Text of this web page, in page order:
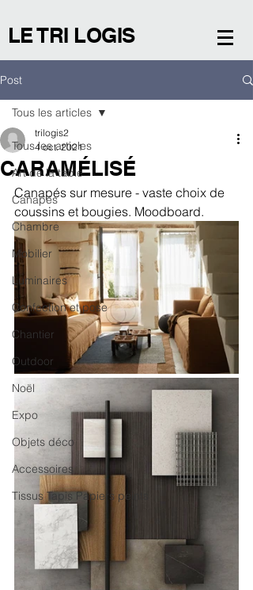
LE TRI LOGIS
Post
Tous les articles
Art de la table
Canapés
Chambre
Mobilier
Luminaires
Confection et pose
Chantier
Outdoor
Noël
Expo
Objets déco
Accessoires
Tissus Tapis Papiers peints
Tous les articles
CARAMÉLISÉ
trilogis2
4 oct. 2021
Canapés sur mesure - vaste choix de
coussins et bougies. Moodboard.